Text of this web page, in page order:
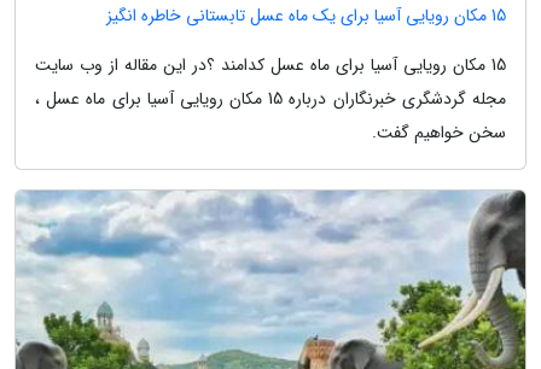
15 مکان رویایی آسیا برای یک ماه عسل تابستانی خاطره انگیز
15 مکان رویایی آسیا برای ماه عسل کدامند ؟در این مقاله از وب سایت
مجله گردشگری خبرنگاران درباره 15 مکان رویایی آسیا برای ماه عسل ،
سخن خواهیم گفت.